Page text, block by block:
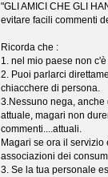
"GLI AMICI CHE GLI
evitare facili commenti
Ricorda che :
1. nel mio paese non
2. Puoi parlarci
chiacchere di persona.
3.Nessuno nega, anche
attuale, magari non
commenti....attuali.
Magari se ora il
associazioni dei
3. Se la tua personale